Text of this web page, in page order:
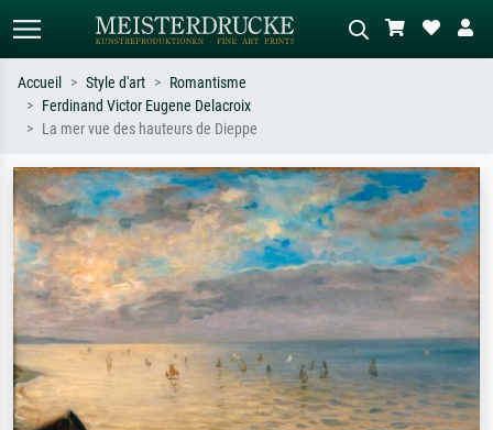
Recherche standard
ex. Monet, Nuit étoilée,
impressionnisme, vague de Hokusai,
nu.
abstrait avec beaucoup de rouge,
tableau sombre, nu debout près d'un
arbre.
Accueil Style d'art
Romantisme
Ferdinand Victor Eugene Delacroix
La mer vue des hauteurs de Dieppe